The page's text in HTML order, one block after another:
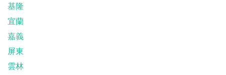
基隆
宜蘭
嘉義
屏東
雲林